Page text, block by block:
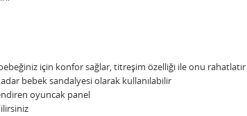
için konfor sağlar, titreşim özelliği ile onu rahatlatır
bebek sandalyesi olarak kullanılabilir
oyuncak panel